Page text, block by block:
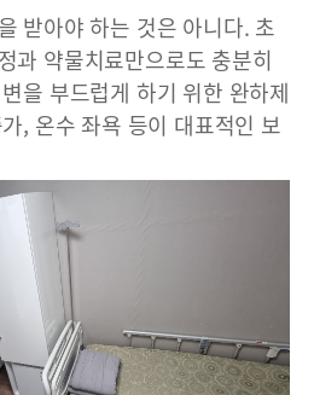
받아야 하는 것은 아니다. 초
과 약물치료만으로도 충분히
을 부드럽게 하기 위한 완하제
, 온수 좌욕 등이 대표적인 보